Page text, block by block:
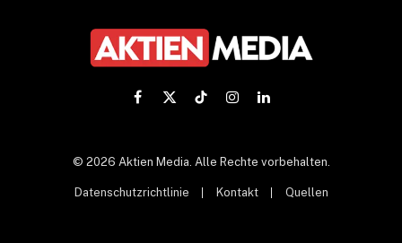
Facebook
X
TikTokInstagramLinkedIn
© 2026 Aktien Media. Alle Rechte vorbehalten.
Datenschutzrichtlinie Kontakt Quellen